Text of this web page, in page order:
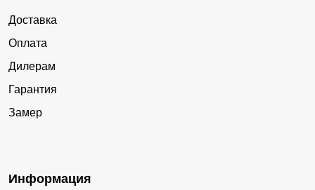
Доставка
Оплата
Дилерам
Гарантия
Замер
Информация